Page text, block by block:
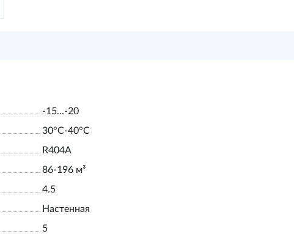
-15...-20
30°С-40°С
R404A
86-196 м³
4.5
Настенная
5